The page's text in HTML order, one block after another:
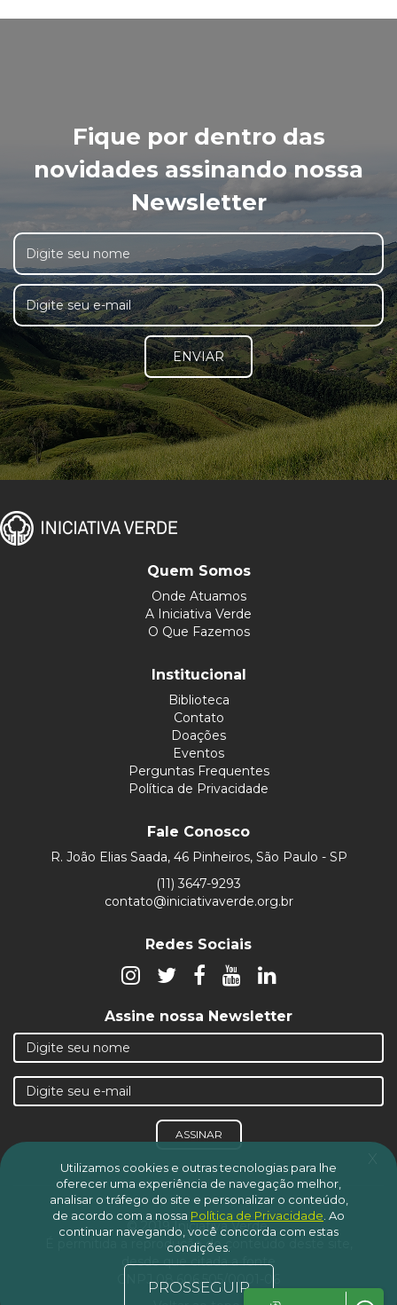
Fique por dentro das
novidades assinando nossa
Newsletter
ENVIAR
Quem Somos
Onde Atuamos
A Iniciativa Verde
O Que Fazemos
Institucional
Biblioteca
Contato
Doações
Eventos
Perguntas Frequentes
Política de Privacidade
Fale Conosco
R. João Elias Saada, 46 Pinheiros, São Paulo - SP
(11) 3647-9293
contato@iniciativaverde.org.br
Redes Sociais
Assine nossa Newsletter
ASSINAR
© 2019 Iniciativa Verde.
É permitida a reprodução do conteúdo deste site,
desde que citada a fonte
CNPJ 08.606.505/0001-06
x
Utilizamos cookies e outras tecnologias para lhe
oferecer uma experiência de navegação melhor,
analisar o tráfego do site e personalizar o conteúdo,
de acordo com a nossa Política de Privacidade Ao
continuar navegando, você concorda com estas
condições.
PROSSEGUIR